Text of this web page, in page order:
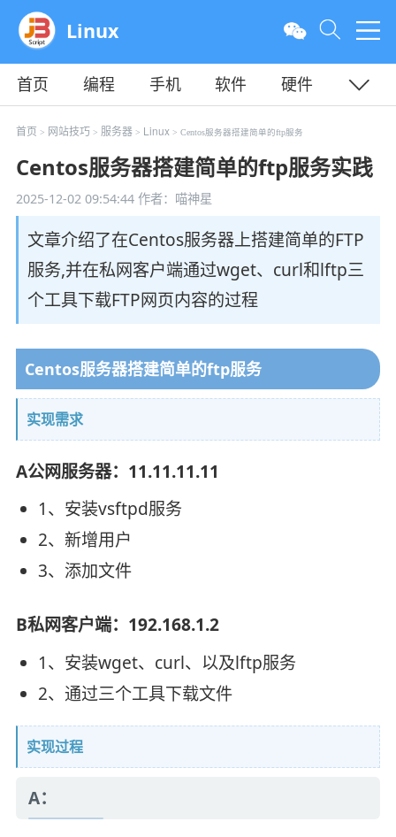
Linux
首页 编程 手机 软件
硬件
教程
平面 服务器
首页 > 网站技巧 > 服务器> Linux> Centos服务器搭建简单的ftp服务
Centos服务器搭建简单的ftp服务实践
2025-12-02 09:54:44作者：喵神星
文章介绍了在Centos服务器上搭建简单的FTP
服务,并在私网客户端通过wget、curl和lftp三
个工具下载FTP网页内容的过程
Centos服务器搭建简单的ftp服务
实现需求
A公网服务器：11.11.11.11
1、安装vsftpd服务
2、新增用户
3、添加文件
B私网客户端：192.168.1.2
1、安装wget、curl、以及lftp服务
2、通过三个工具下载文件
实现过程
A：